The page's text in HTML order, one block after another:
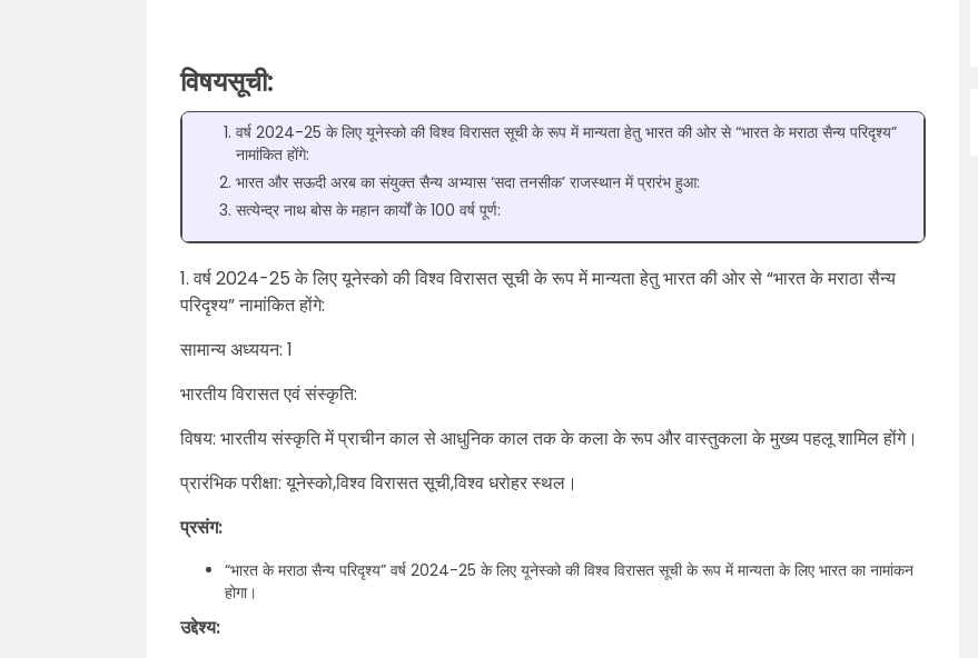
विषयसूची:
वर्ष 2024-25 के लिए यूनेस्को की विश्व विरासत सूची के रूप में मान्यता हेतु भारत की ओर से “भारत के मराठा सैन्य परिदृश्य”
नामांकित होंगे:
भारत और सऊदी अरब का संयुक्त सैन्य अभ्यास ‘सदा तनसीक’ राजस्थान में प्रारंभ हुआ:
सत्येन्द्र नाथ बोस के महान कार्यों के 100 वर्ष पूर्ण:
1. वर्ष 2024-25 के लिए यूनेस्को की विश्व विरासत सूची के रूप में मान्यता हेतु भारत की ओर से “भारत के मराठा सैन्य
परिदृश्य” नामांकित होंगे:
सामान्य अध्ययन: 1
भारतीय विरासत एवं संस्कृति:
विषय: भारतीय संस्कृति में प्राचीन काल से आधुनिक काल तक के कला के रूप और वास्तुकला के मुख्य पहलू शामिल होंगे।
प्रारंभिक परीक्षा: यूनेस्को,विश्व विरासत सूची,विश्व धरोहर स्थल।
प्रसंग:
“भारत के मराठा सैन्य परिदृश्य” वर्ष 2024-25 के लिए यूनेस्को की विश्व विरासत सूची के रूप में मान्यता के लिए भारत का नामांकन
होगा।
उद्देश्य: